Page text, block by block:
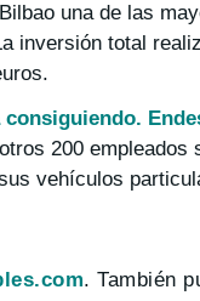
una de las
inversión total
200 empleados
vehículos
. También